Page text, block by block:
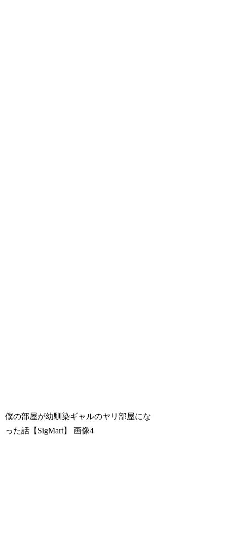
僕の部屋が幼馴染ギャルのヤリ部屋にな
った話【SigMart】
画像4